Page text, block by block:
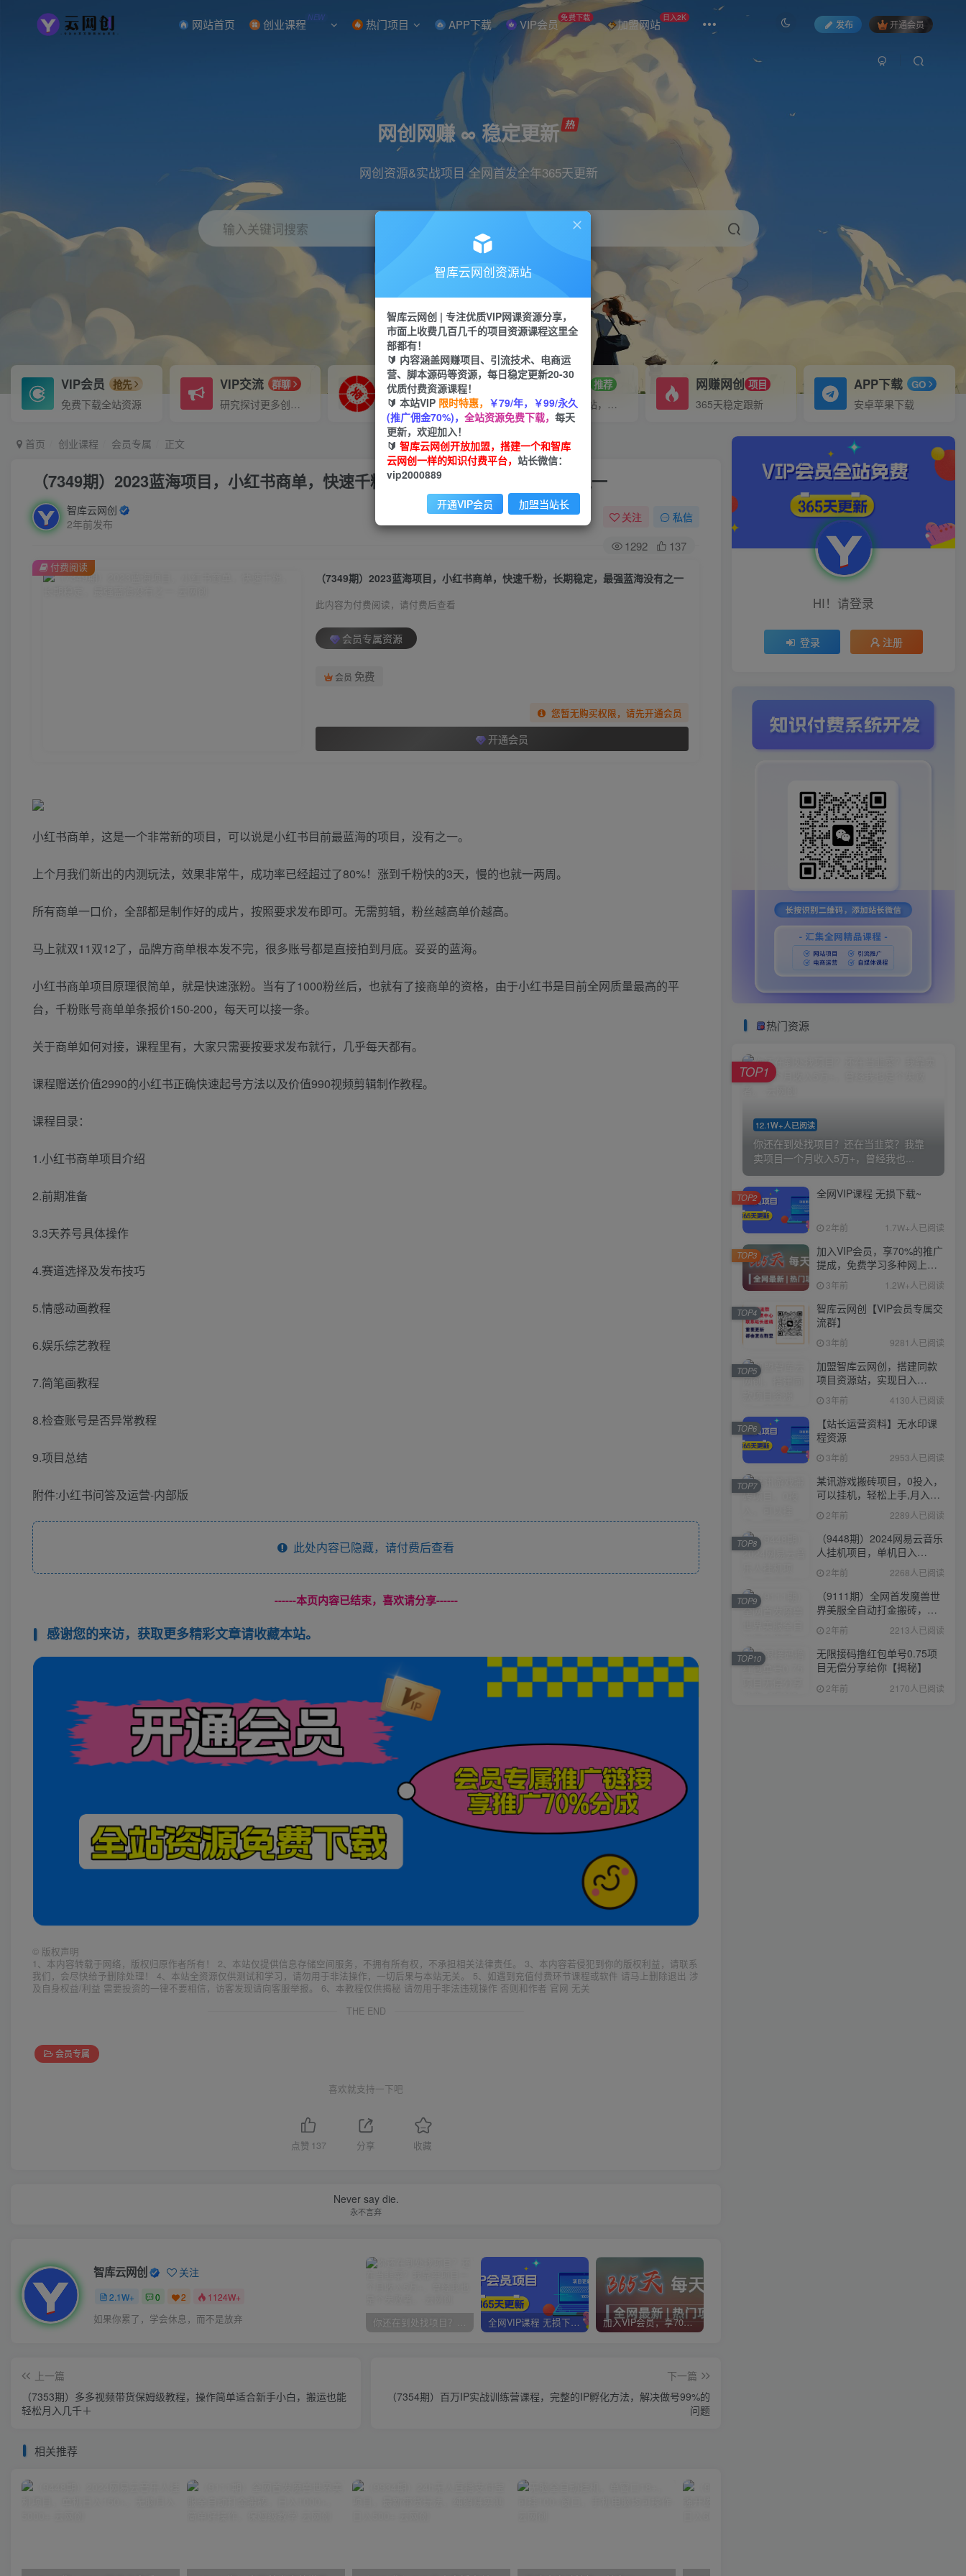
网站首页 创业课程 NEW 热门项目 APP下载 VIP会员 免费下载 加盟网站 日入2K
发布 开通会员
网创网赚 ∞ 稳定更新
网创资源&实战项目 全网首发全年365天更新
输入关键词搜索
直播 小红书 剪辑
VIP会员 抢先
免费下载全站资源
VIP交流 群聊
研究探讨更多创业项目路子。
VIP推广
70%分佣
会员专属推广链接
招募站长 推荐
搭建同款网站，自己当老板
网赚网创 项目
365天稳定跟新
APP下载 GO
安卓苹果下载
首页 创业课程 会员专属 正文
（7349期）2023蓝海项目，小红书商单，快速千粉，长期稳定，最强蓝海没有之一
智库云网创
2年前发布
关注 私信
1292 137
（7349期）2023蓝海项目，小红书商单，快速千粉，长期稳定，最强蓝海没有之一
此内容为付费阅读，请付费后查看
会员专属资源
会员 免费
您暂无购买权限，请先开通会员
开通会员
付费阅读
小红书商单，这是一个非常新的项目，可以说是小红书目前最蓝海的项目，没有之一。
上个月我们新出的内测玩法，效果非常牛，成功率已经超过了80%！涨到千粉快的3天，慢的也就一两周。
所有商单一口价，全部都是制作好的成片，按照要求发布即可。无需剪辑，粉丝越高单价越高。
马上就双11双12了，品牌方商单根本发不完，很多账号都是直接拍到月底。妥妥的蓝海。
小红书商单项目原理很简单，就是快速涨粉。当有了1000粉丝后，也就有了接商单的资格，由于小红书是目前全网质量最高的平
台，千粉账号商单单条报价150-200，每天可以接一条。
关于商单如何对接，课程里有，大家只需要按要求发布就行，几乎每天都有。
课程赠送价值2990的小红书正确快速起号方法以及价值990视频剪辑制作教程。
课程目录：
1.小红书商单项目介绍
2.前期准备
3.3天养号具体操作
4.赛道选择及发布技巧
5.情感动画教程
6.娱乐综艺教程
7.简笔画教程
8.检查账号是否异常教程
9.项目总结
附件:小红书问答及运营-内部版
此处内容已隐藏，请付费后查看
------本页内容已结束，喜欢请分享------
感谢您的来访，获取更多精彩文章请收藏本站。
© 版权声明
1、本内容转载于网络，版权归原作者所有！ 2、本站仅提供信息存储空间服务，不拥有所有权，不承担相关法律责任。 3、本内容若侵犯到你的版权利益，请联系
我们，会尽快给予删除处理！ 4、本站全资源仅供测试和学习，请勿用于非法操作，一切后果与本站无关。 5、如遇到充值付费环节课程或软件 请马上删除退出 涉
及自身权益/利益 需要投资的一律不要相信，访客发现请向客服举报。 6、本教程仅供揭秘 请勿用于非法违规操作 否则和作者 官网 无关
THE END
会员专属
喜欢就支持一下吧
点赞 137 分享 收藏
Never say die.
永不言弃
智库云网创 关注
2.1W+ 0 2 1124W+
如果你累了，学会休息，而不是放弃 你还在到处找项目？还在当韭菜？我靠卖项目一个月收入5万+，曾经我也是个失败者。 全网VIP课程 无损下载~ 加入VIP会员，享70%的推广提成，免费学习多种网上创业课程，菜鸟秒变大神！
上一篇
（7353期）多多视频带货保姆级教程，操作简单适合新手小白，搬运也能
轻松月入几千＋
下一篇
（7354期）百万IP实战训练营课程，完整的IP孵化方法，解决做号99%的
问题
相关推荐
HI！请登录
登录 注册
热门资源
12.1W+人已阅读
你还在到处找项目？还在当韭菜？我靠
卖项目一个月收入5万+，曾经我也...
TOP1
全网VIP课程 无损下载~
2年前 1.7W+人已阅读
TOP2
加入VIP会员，享70%的推广
提成，免费学习多种网上创
业课程，菜鸟秒变大神！
3年前 1.2W+人已阅读
TOP3
智库云网创【VIP会员专属交
流群】
3年前 9281人已阅读
TOP4
加盟智库云网创，搭建同款
项目资源站，实现日入
2000+
3年前 4130人已阅读
TOP5
【站长运营资料】无水印课
程资源
3年前 2953人已阅读
TOP6
某讯游戏搬砖项目，0投入，
可以挂机，轻松上手,月入
3000+上不封顶
2年前 2289人已阅读
TOP7
（9448期）2024网易云音乐
人挂机项目，单机日入
150+，无脑月入5000+
2年前 2268人已阅读
TOP8
（9111期）全网首发魔兽世
界美服全自动打金搬砖，日
入1000+，简单好操作，保
姆级教学
2年前 2213人已阅读
TOP9
无限接码撸红包单号0.75项
目无偿分享给你【揭秘】
2年前 2170人已阅读
TOP10
智库云网创资源站
智库云网创 | 专注优质VIP网课资源分享，
市面上收费几百几千的项目资源课程这里全
部都有！
🔰 内容涵盖网赚项目、引流技术、电商运
营、脚本源码等资源，每日稳定更新20-30
优质付费资源课程！
🔰 本站VIP 限时特惠， ￥79/年，￥99/永久
(推广佣金70%)， 全站资源免费下载， 每天
更新，欢迎加入！
🔰 智库云网创开放加盟，搭建一个和智库
云网创一样的知识付费平台， 站长微信：
vip2000889
开通VIP会员 加盟当站长